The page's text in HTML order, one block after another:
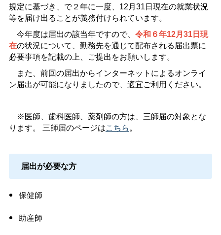
規定に基づき、で２年に一度、12月31日現在の就業状況
等を届け出ることが義務付けられています。
今年度は届出の該当年ですので、 令和６年12月31日現
在の状況について、勤務先を通じて配布される届出票に
必要事項を記載の上、ご提出をお願いします。
また、前回の届出からインターネットによるオンライ
ン届出が可能になりましたので、適宜ご利用ください。
※医師、歯科医師、薬剤師の方は、三師届の対象とな
ります。
三師届のページはこちら 。
届出が必要な方
保健師
助産師